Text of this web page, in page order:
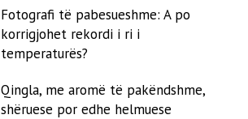
Fotografi të pabesueshme: A po
korrigjohet rekordi i ri i
temperaturës?
Qingla, me aromë të pakëndshme,
shëruese por edhe helmuese